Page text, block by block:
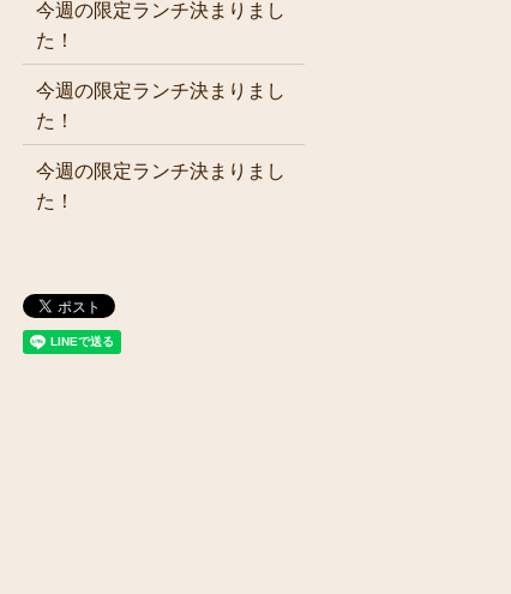
今週の限定ランチ決まりまし
た！
今週の限定ランチ決まりまし
た！
今週の限定ランチ決まりまし
た！